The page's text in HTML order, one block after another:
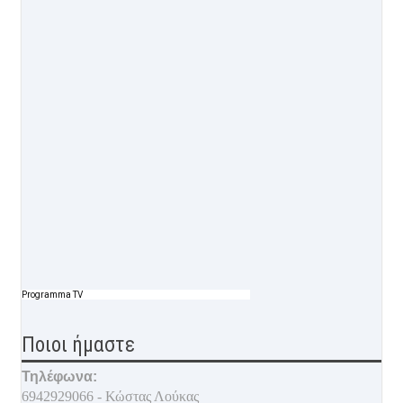
Programma TV
Ποιοι ήμαστε
Τηλέφωνα:
6942929066 - Κώστας Λούκας